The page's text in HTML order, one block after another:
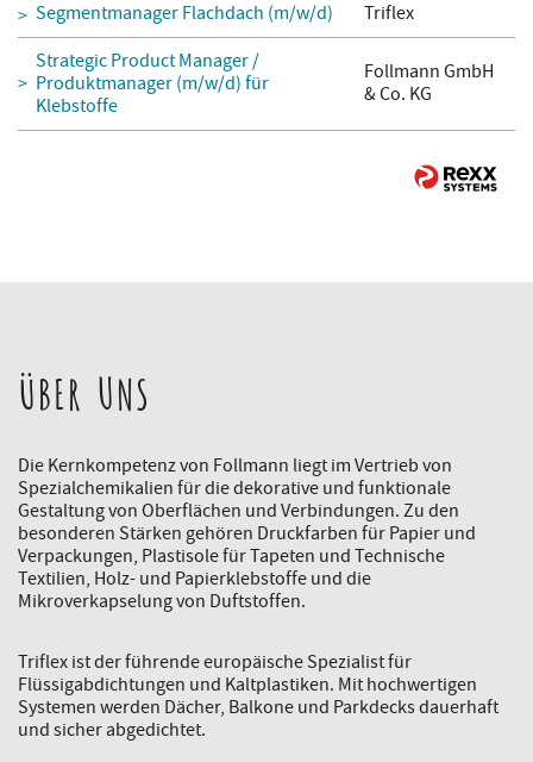
Segmentmanager Flachdach (m/w/d)
Triflex
Strategic Product Manager /
Produktmanager (m/w/d) für
Klebstoffe
Follmann GmbH
& Co. KG
ÜBER UNS
Die Kernkompetenz von Follmann liegt im Vertrieb von
Spezialchemikalien für die dekorative und funktionale
Gestaltung von Oberflächen und Verbindungen. Zu den
besonderen Stärken gehören Druckfarben für Papier und
Verpackungen, Plastisole für Tapeten und Technische
Textilien, Holz- und Papierklebstoffe und die
Mikroverkapselung von Duftstoffen.
Triflex ist der führende europäische Spezialist für
Flüssigabdichtungen und Kaltplastiken. Mit hochwertigen
Systemen werden Dächer, Balkone und Parkdecks dauerhaft
und sicher abgedichtet.